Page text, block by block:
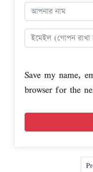
Save my name,
browser for the